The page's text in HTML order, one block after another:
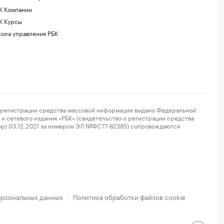
Компании
Курсы
управления РБК
средства массовой информации выдано Федеральной
издания «РБК» (свидетельство о регистрации средства
03.12.2021 за номером ЭЛ №ФС77-82385) сопровождаются
данных · Политика обработки файлов cookie